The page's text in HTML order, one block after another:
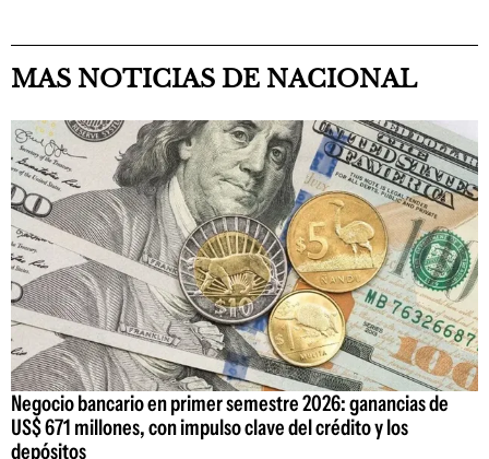
MAS NOTICIAS DE NACIONAL
Negocio bancario en primer semestre 2026: ganancias de
US$ 671 millones, con impulso clave del crédito y los
depósitos